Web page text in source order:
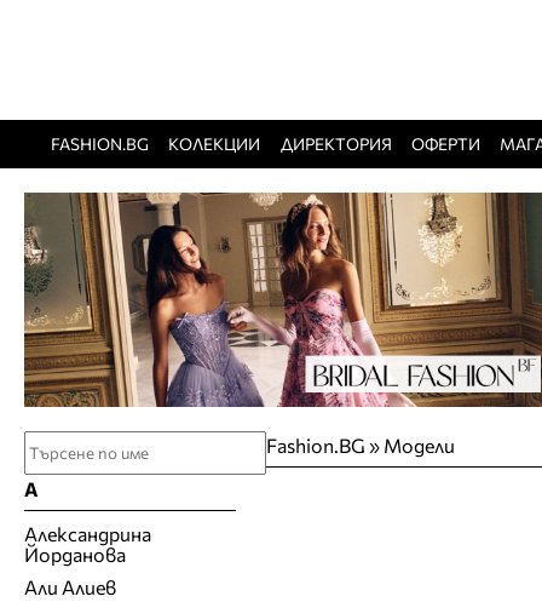
FASHION.BG КОЛЕКЦИИ ДИРЕКТОРИЯ ОФЕРТИ
Fashion.BG » Модели
А
Александрина
Йорданова
Али Алиев